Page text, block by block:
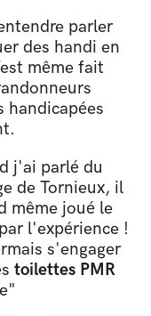
parler
des handi en
même fait
handicapées
j'ai parlé du
de Tornieux, il
même joué le
l'expérience !
s'engager
toilettes PMR